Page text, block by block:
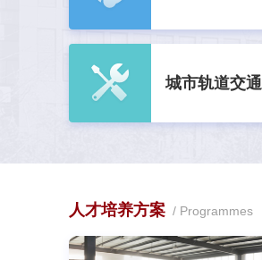
城市轨道交
人才培养方案 Programmes